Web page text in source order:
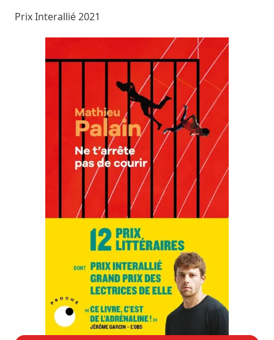
Prix Interallié 2021